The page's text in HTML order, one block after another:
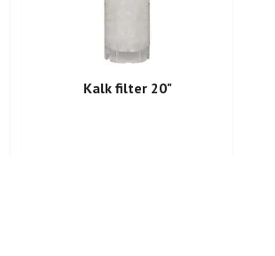
Kalk filter 20"